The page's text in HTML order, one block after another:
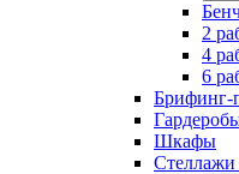
2
4
6
Брифинг-
Шкафы
Стеллажи